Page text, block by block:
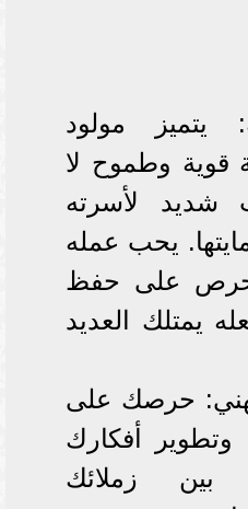
يتميز مولود
قوية وطموح لا
شديد لأسرته
يحب عمله
على حفظ
يمتلك العديد
حرصك على
وتطوير أفكارك
بين زملائك